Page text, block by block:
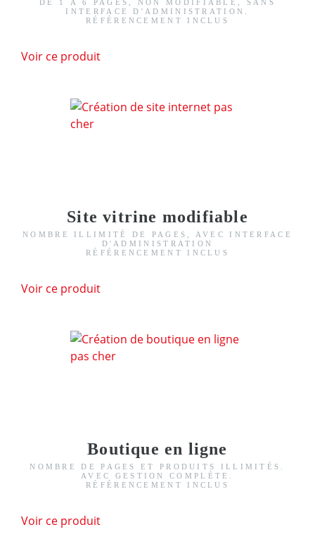
DE 1 À 6 PAGES, NON MODIFIABLE, SANS
INTERFACE D'ADMINISTRATION.
RÉFÉRENCEMENT INCLUS
Voir ce produit
Site vitrine modifiable
NOMBRE ILLIMITÉ DE PAGES, AVEC INTERFACE
D'ADMINISTRATION
RÉFÉRENCEMENT INCLUS
Voir ce produit
Boutique en ligne
NOMBRE DE PAGES ET PRODUITS ILLIMITÉS.
AVEC GESTION COMPLÈTE.
RÉFÉRENCEMENT INCLUS
Voir ce produit